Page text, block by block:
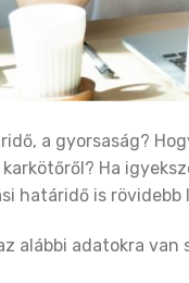
a gyorsaság?
karkötőről? Ha
határidő is rövidebb
alábbi adatokra van